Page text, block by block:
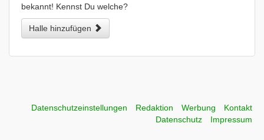
bekannt! Kennst Du welche?
Halle hinzufügen
Datenschutzeinstellungen Redaktion Werbung
Kontakt
Datenschutz
Impressum